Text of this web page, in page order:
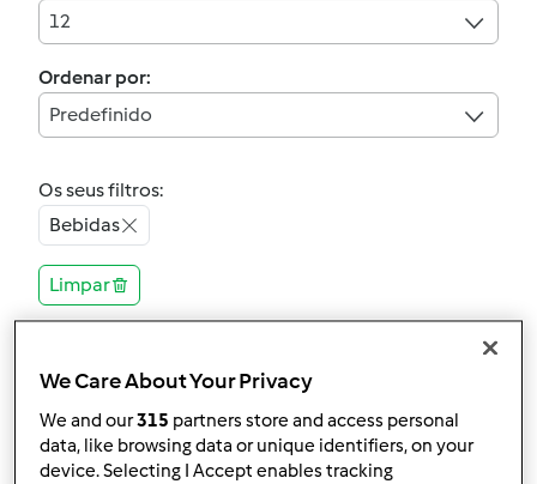
12
Ordenar por:
Predefinido
Os seus filtros:
Bebidas
Limpar
Oficialmente testada
Limonada
por Equipa Bimby
We Care About Your Privacy
We and our315 partners store and access personal
data, like browsing data or unique identifiers, on your
device. Selecting I Accept enables tracking